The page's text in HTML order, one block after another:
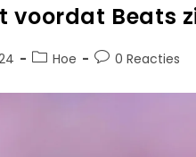
voordat Beats
Hoe 0 Reacties